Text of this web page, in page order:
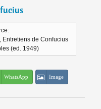
Entretiens de Confucius
(ed. 1949)
WhatsApp Image